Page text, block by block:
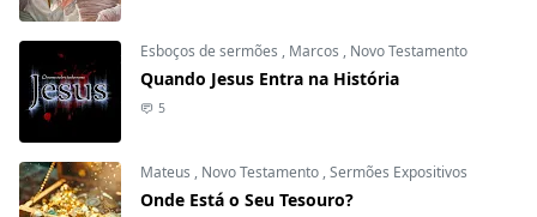
Esboços de sermões , Marcos , Novo Testamento
Quando Jesus Entra na História
5
Mateus , Novo Testamento ,Sermões Expositivos
Onde Está o Seu Tesouro?